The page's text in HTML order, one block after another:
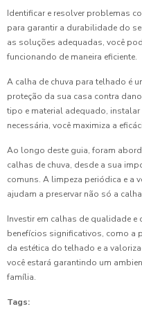
Identificar e resolver problemas
para garantir a durabilidade do
as soluções adequadas, você
funcionando de maneira eficiente.
A calha de chuva para telhado é
proteção da sua casa contra
tipo e material adequado, instalar
necessária, você maximiza a
Ao longo deste guia, foram
calhas de chuva, desde a sua
comuns. A limpeza periódica e a
ajudam a preservar não só a
Investir em calhas de qualidade
benefícios significativos, como a
da estética do telhado e a
você estará garantindo um
família.
Tags: